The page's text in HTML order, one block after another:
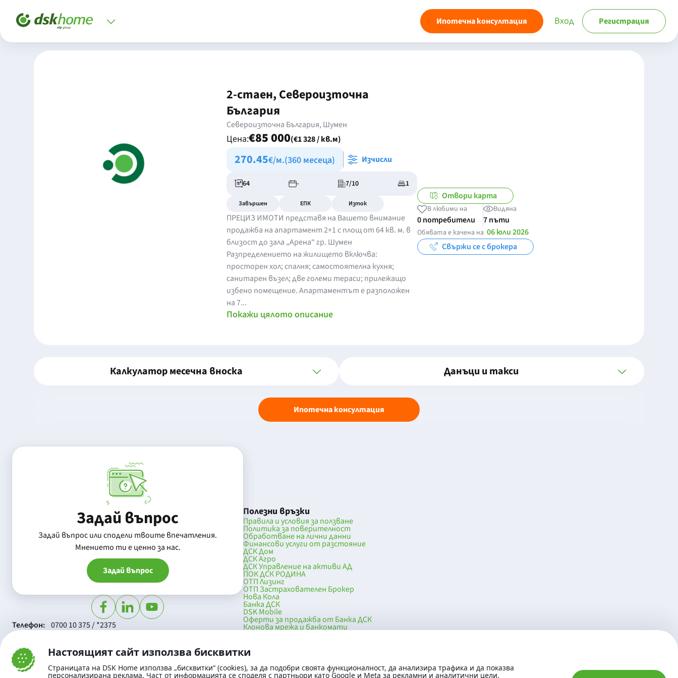
Настоящият сайт използва бисквитки
Страницата на DSK Home използва „бисквитки“ (cookies), за да подобри своята функционалност, да анализира трафика и да показва
персонализирана реклама. Част от информацията се споделя с партньори като Google и Meta за рекламни и аналитични цели.
Ипотечна консултация Вход Регистрация
2-стаен, Североизточна
България
Североизточна България, Шумен
Цена:€85 000(€1 328 / кв.м)
270.45€/м.(360 месеца) Изчисли
64 - 7/10 1
Завършен ЕПК Изток
ПРЕЦИЗ ИМОТИ представя на Вашето внимание
продажба на апартамент 2+1 с площ от 64 кв. м. в
близост до зала „Арена“ гр. Шумен
Разпределението на жилището включва:
просторен хол; спалня; самостоятелна кухня;
санитарен възел; две големи тераси; прилежащо
избено помещение. Апартаментът е разположен
на 7...
Покажи цялото описание
Отвори карта
В любими на
0 потребители
Видяна
7 пъти
Обявата е качена на 06 юли 2026
Свържи се с брокера
Калкулатор месечна вноска Данъци и такси
Ипотечна консултация
Задай въпрос
Задай въпрос или сподели твоите впечатления.
Mнението ти е ценно за нас.
Задай въпрос
Телефон:
SWIFT/BIC:
0700 10 375 / *2375
BIC/SWIFT на Банка ДСК: STSABGSF
Полезни връзки
Правила и условия за ползване
Политика за поверителност
Обработване на лични данни
Финансови услуги от разстояние
ДСК Дом
ДСК Агро
ДСК Управление на активи АД
ПОК ДСК РОДИНА
ОТП Лизинг
ОТП Застрахователен Брокер
Нова Кола
Банка ДСК
DSK Mobile
Оферти за продажба от Банка ДСК
Клонова мрежа и банкомати